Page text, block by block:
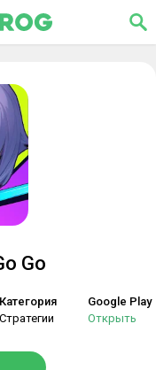
Go
Категория
Стратегии
Google Play
Открыть